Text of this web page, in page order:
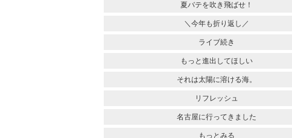
夏バテを吹き飛ばせ！
＼今年も折り返し／
ライブ続き
もっと進出してほしい
それは太陽に溶ける海。
リフレッシュ
名古屋に行ってきました
もっとみる